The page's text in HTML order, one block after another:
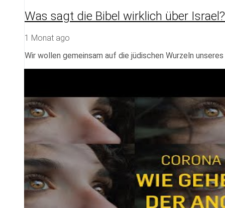
Was sagt die Bibel wirklich über
1 Monat ago
Wir wollen gemeinsam auf die jüdischen Wurzeln